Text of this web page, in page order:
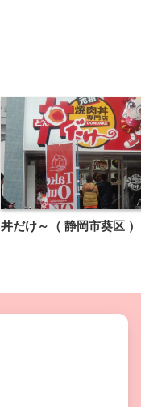
丼だけ～（ 静岡市葵区 ）